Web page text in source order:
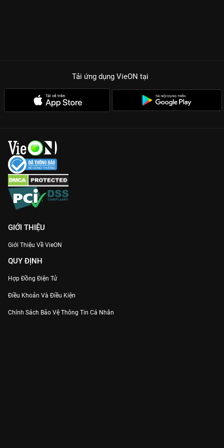
Tải ứng dụng VieON tại
GIỚI THIỆU
Giới Thiệu Về VieON
QUY ĐỊNH
Hợp Đồng Điện Tử
Điều Khoản Và Điều Kiện
Chính Sách Bảo Vệ Thông Tin Cá Nhân